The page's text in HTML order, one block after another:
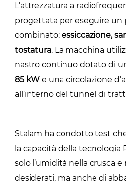
L’attrezzatura a
progettata per eseguire un
combinato: essiccazione,
tostatura. La macchina
nastro continuo dotato di
85 kW e una circolazione
all’interno del tunnel di
Stalam ha condotto test
la capacità della tecnologia
solo l’umidità nella crusca e
desiderati, ma anche di